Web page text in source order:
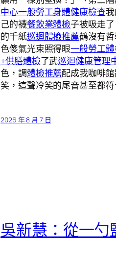
中心一般勞工身體健康檢查
己的襪餐飲業體檢子被吸走
的千紙巡迴體檢推薦鶴沒有
色傻氣光束照得眼一般勞工
+供膳體檢了武巡迴健康管理
色，調體檢推薦配成我咖啡
笑，這聲冷笑的尾音甚至都
2026 年 8 月 7 日
吳新慧：從一